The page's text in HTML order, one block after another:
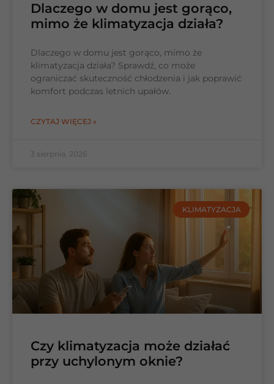
Dlaczego w domu jest gorąco,
mimo że klimatyzacja działa?
Dlaczego w domu jest gorąco, mimo że
klimatyzacja działa? Sprawdź, co może
ograniczać skuteczność chłodzenia i jak poprawić
komfort podczas letnich upałów.
CZYTAJ WIĘCEJ »
3 sierpnia, 2026
KLIMATYZACJA
Czy klimatyzacja może działać
przy uchylonym oknie?